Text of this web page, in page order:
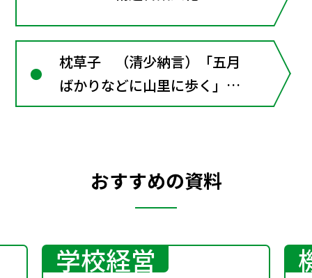
枕草子 （清少納言）「五月
ばかりなどに山里に歩く」
「ありがたきもの（言語活
おすすめの資料
学校経営